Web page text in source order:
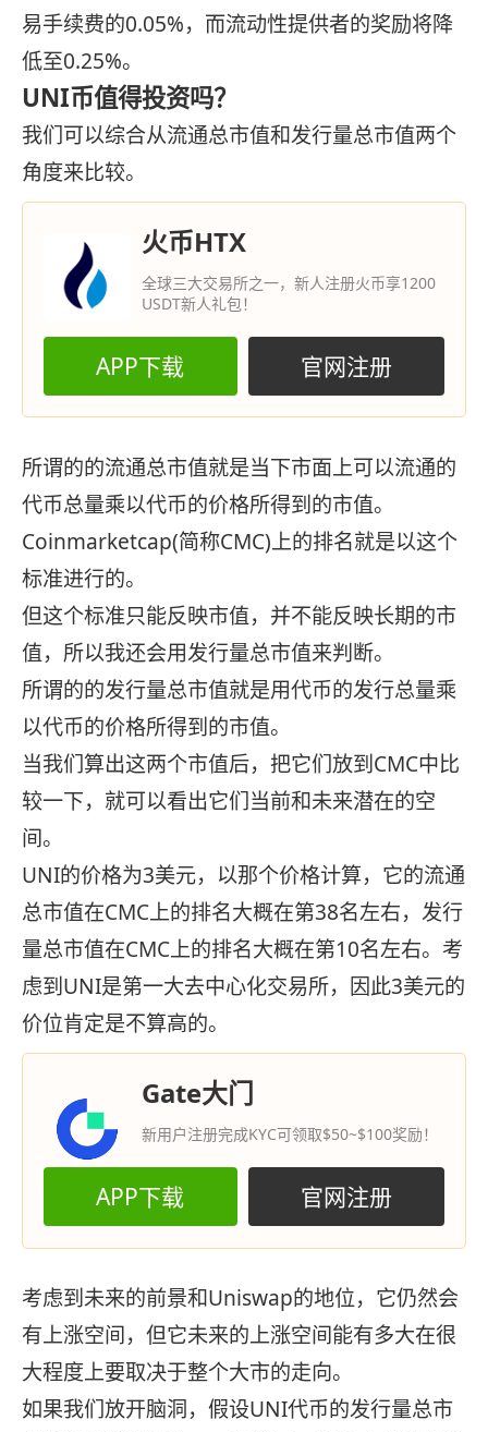
易手续费的0.05%，而流动性提供者的奖励将降
低至0.25%。
UNI币值得投资吗？
我们可以综合从流通总市值和发行量总市值两个
角度来比较。
火币HTX
全球三大交易所之一，新人注册火币享1200
USDT新人礼包！
APP下载 官网注册
所谓的的流通总市值就是当下市面上可以流通的
代币总量乘以代币的价格所得到的市值。
Coinmarketcap(简称CMC)上的排名就是以这个
标准进行的。
但这个标准只能反映市值，并不能反映长期的市
值，所以我还会用发行量总市值来判断。
所谓的的发行量总市值就是用代币的发行总量乘
以代币的价格所得到的市值。
当我们算出这两个市值后，把它们放到CMC中比
较一下，就可以看出它们当前和未来潜在的空
间。
UNI的价格为3美元，以那个价格计算，它的流通
总市值在CMC上的排名大概在第38名左右，发行
量总市值在CMC上的排名大概在第10名左右。考
虑到UNI是第一大去中心化交易所，因此3美元的
价位肯定是不算高的。
Gate大门
新用户注册完成KYC可领取$50~$100奖励！
APP下载 官网注册
考虑到未来的前景和Uniswap的地位，它仍然会
有上涨空间，但它未来的上涨空间能有多大在很
大程度上要取决于整个大市的走向。
如果我们放开脑洞，假设UNI代币的发行量总市